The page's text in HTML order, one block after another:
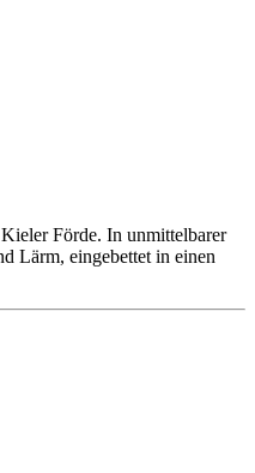
Förde. In unmittelbarer
Lärm, eingebettet in einen